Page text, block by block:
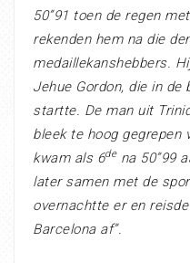
50”91 toen de regen
rekenden hem na die
medaillekanshebbers.
Jehue Gordon, die in de
startte. De man uit
bleek te hoog gegrepen
kwam als 6dena 50”99
later samen met de
overnachtte er en
Barcelona af”.